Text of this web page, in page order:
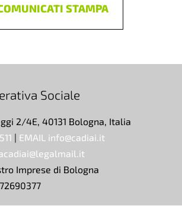
STAMPA
Sociale
2/4E, 40131 Bologna, Italia
| EMAIL info@cadiai.it
Imprese di Bologna